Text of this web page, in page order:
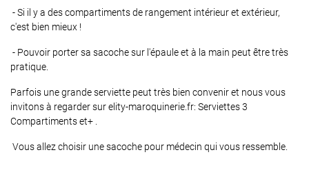
- Si il y a des compartiments de rangement intérieur et extérieur,
c'est bien mieux !
- Pouvoir porter sa sacoche sur l'épaule et à la main peut être très
pratique.
Parfois une grande serviette peut très bien convenir et nous vous
invitons à regarder surelity-maroquinerie.fr: Serviettes 3
Compartiments et+ .
Vous allez choisir une sacoche pour médecin qui vous ressemble.